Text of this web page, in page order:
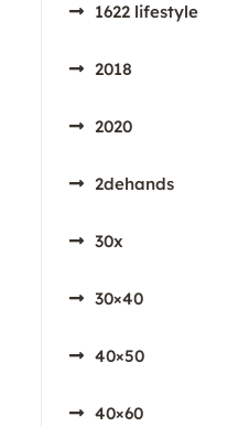
1622 lifestyle
2018
2020
2dehands
30x
30×40
40×50
40×60